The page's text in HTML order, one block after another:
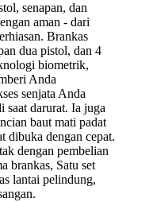
senapan, dan
aman - dari
Brankas
dua pistol, dan 4
biometrik,
Anda
senjata Anda
saat darurat. Ia juga
baut mati padat
dibuka dengan cepat.
dengan pembelian
brankas, Satu set
lantai pelindung,